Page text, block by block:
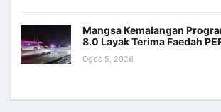
Mangsa Kemalangan
8.0 Layak Terima Faedah
Ogos 5, 2026